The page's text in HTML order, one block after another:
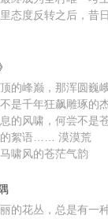
态度反转之后，昔日
的峰巅，那浑圆巍
是千年狂飙雕琢的
的风啸，何尝不是
的絮语…… 漠漠荒
啸风的苍茫气韵
的花丛，总是有一